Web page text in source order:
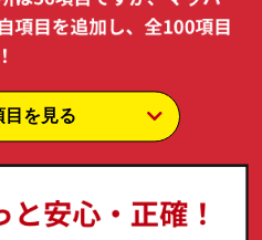
目を見る